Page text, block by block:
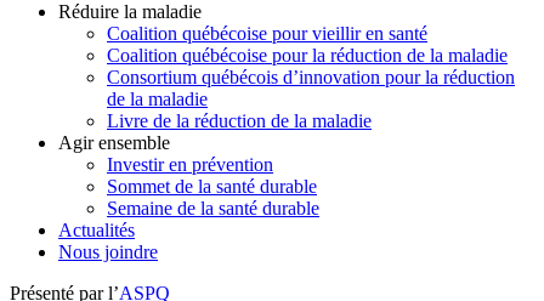
Réduire la maladie
Coalition québécoise pour vieillir en santé
Coalition québécoise pour la réduction de la maladie
Consortium québécois d’innovation pour la réduction
de la maladie
Livre de la réduction de la maladie
Agir ensemble
Investir en prévention
Sommet de la santé durable
Semaine de la santé durable
Actualités
Nous joindre
Présenté par l’ASPQ